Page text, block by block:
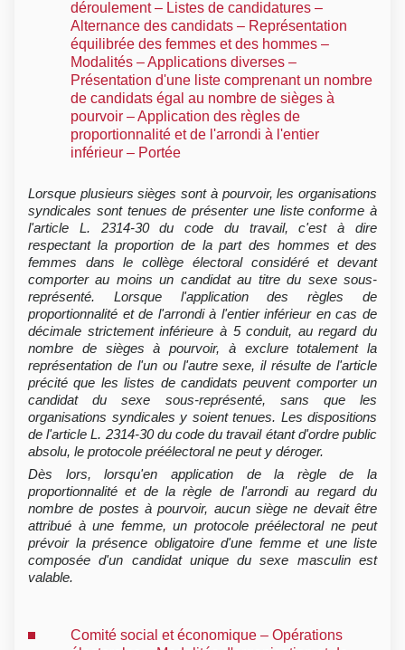
déroulement – Listes de candidatures –
Alternance des candidats – Représentation
équilibrée des femmes et des hommes –
Modalités – Applications diverses –
Présentation d'une liste comprenant un nombre
de candidats égal au nombre de sièges à
pourvoir – Application des règles de
proportionnalité et de l'arrondi à l'entier
inférieur – Portée
Lorsque plusieurs sièges sont à pourvoir, les organisations
syndicales sont tenues de présenter une liste conforme à
l'article L. 2314-30 du code du travail, c'est à dire
respectant la proportion de la part des hommes et des
femmes dans le collège électoral considéré et devant
comporter au moins un candidat au titre du sexe sous-
représenté. Lorsque l'application des règles de
proportionnalité et de l'arrondi à l'entier inférieur en cas de
décimale strictement inférieure à 5 conduit, au regard du
nombre de sièges à pourvoir, à exclure totalement la
représentation de l'un ou l'autre sexe, il résulte de l'article
précité que les listes de candidats peuvent comporter un
candidat du sexe sous-représenté, sans que les
organisations syndicales y soient tenues. Les dispositions
de l'article L. 2314-30 du code du travail étant d'ordre public
absolu, le protocole préélectoral ne peut y déroger.
Dès lors, lorsqu'en application de la règle de la
proportionnalité et de la règle de l'arrondi au regard du
nombre de postes à pourvoir, aucun siège ne devait être
attribué à une femme, un protocole préélectoral ne peut
prévoir la présence obligatoire d'une femme et une liste
composée d'un candidat unique du sexe masculin est
valable.
Comité social et économique – Opérations